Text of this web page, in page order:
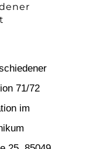
71/72
im